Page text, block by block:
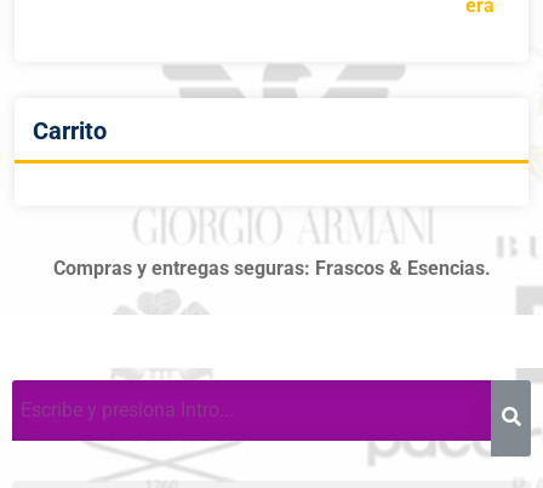
Carrito
Compras y entregas seguras: Frascos & Esencias.